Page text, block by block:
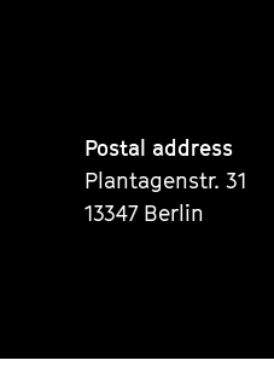
Postal address
Plantagenstr. 31
13347 Berlin